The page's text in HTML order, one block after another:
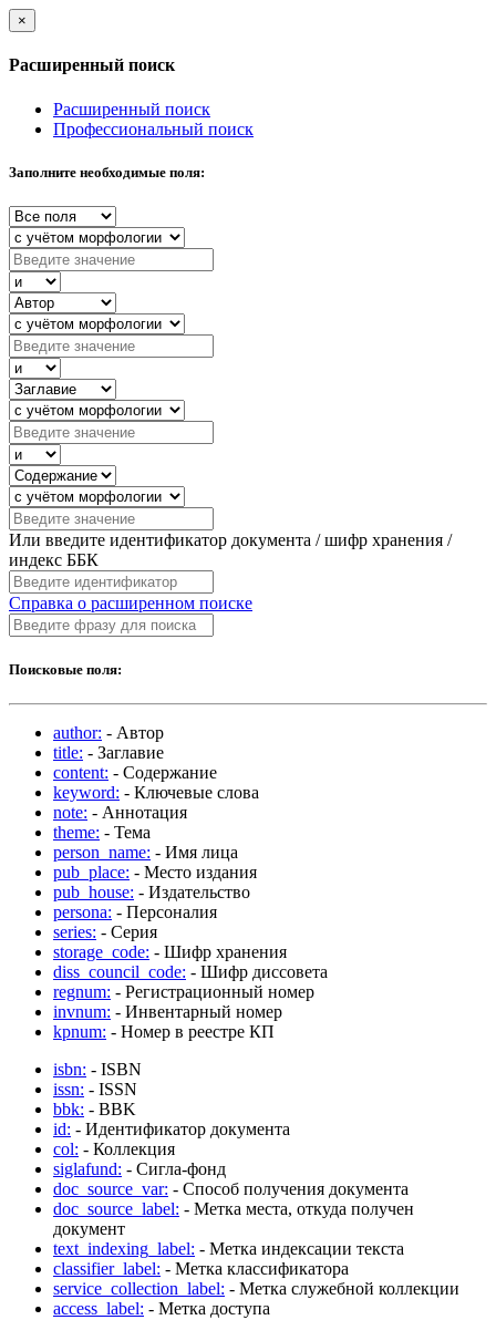
×
Расширенный поиск
Расширенный поиск
Профессиональный поиск
Заполните необходимые поля:
Или введите идентификатор документа / шифр хранения /
индекс ББК
Справка о расширенном поиске
Поисковые поля:
author: - Автор
title: - Заглавие
content: - Содержание
keyword: - Ключевые слова
note: - Аннотация
theme: - Тема
person_name: - Имя лица
pub_place: - Место издания
pub_house: - Издательство
persona: - Персоналия
series: - Серия
storage_code: - Шифр хранения
diss_council_code: - Шифр диссовета
regnum: - Регистрационный номер
invnum: - Инвентарный номер
kpnum: - Номер в реестре КП
isbn: - ISBN
issn: - ISSN
bbk: - BBK
id: - Идентификатор документа
col: - Коллекция
siglafund: - Сигла-фонд
doc_source_var: - Способ получения документа
doc_source_label: - Метка места, откуда получен
документ
text_indexing_label: - Метка индексации текста
classifier_label: - Метка классификатора
service_collection_label: - Метка служебной коллекции
access_label: - Метка доступа